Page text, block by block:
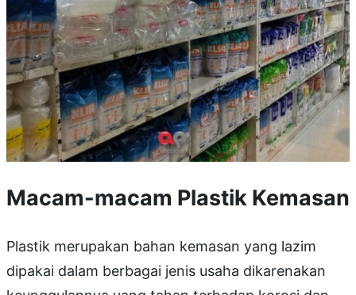
Macam-macam Plastik Kemasan
Plastik merupakan bahan kemasan yang lazim
dipakai dalam berbagai jenis usaha dikarenakan